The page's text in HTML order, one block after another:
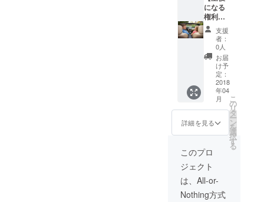
に打合
せを行
いま
す。 人
生に疑
問を
持って
いるあ
なた
へ。 共
に未来
を作り
ません
か？
になる
権利】
旅の主
役とし
て当プ
ロジェ
クトに
ご招待
しま
す。 打
合せを
行い、
あなた
だけの
旅プラ
ンを決
定 一緒
に旅に
参加さ
せてい
ただき
支援
者：
0人
お届
け予
定：
2018
年04
月
詳細を見る
こ
の
リ
タ
ー
ン
を
選
択
す
る
このプロ
ジェクト
は、All-or-
Nothing方式